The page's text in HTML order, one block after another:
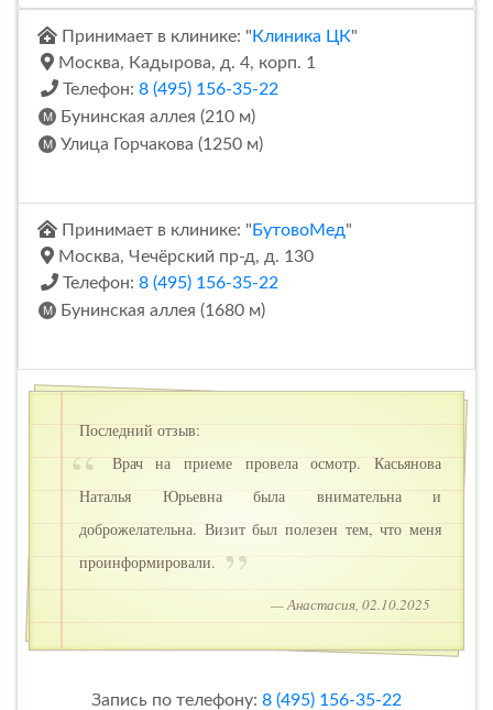
Принимает в клинике: " Клиника ЦК"
Москва, Кадырова, д. 4, корп. 1
Телефон: 8 (495) 156-35-22
Бунинская аллея (210 м)
Улица Горчакова (1250 м)
Принимает в клинике: " БутовоМед"
Москва, Чечёрский пр-д, д. 130
Телефон: 8 (495) 156-35-22
Бунинская аллея (1680 м)
Последний отзыв:
Врач на приеме провела осмотр. Касьянова
Наталья Юрьевна была внимательна и
доброжелательна. Визит был полезен тем, что меня
проинформировали.
— Анастасия, 02.10.2025
Запись по телефону: 8 (495) 156-35-22